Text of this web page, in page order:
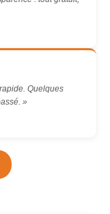
Quelques
»